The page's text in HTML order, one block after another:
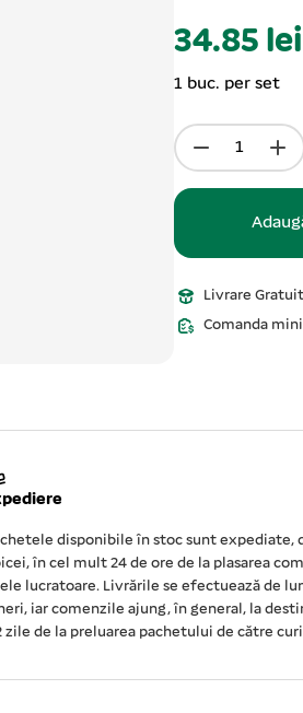
34.85 lei
1 buc. per set
Livrare
Comanda
disponibile în stoc sunt expediate,
în cel mult 24 de ore de la plasarea
lucratoare. Livrările se efectuează de
iar comenzile ajung, în general, la
zile de la preluarea pachetului de către